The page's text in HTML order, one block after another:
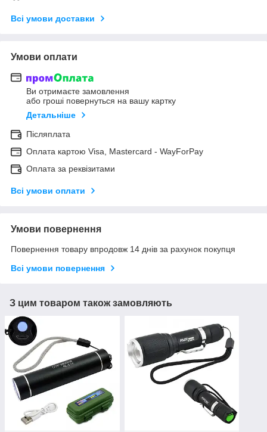
Всі умови доставки
Умови оплати
Ви отримаєте замовлення
або гроші повернуться на вашу картку
Детальніше
Післяплата
Оплата картою Visa, Mastercard - WayForPay
Оплата за реквізитами
Всі умови оплати
Умови повернення
Повернення товару впродовж 14 днів за рахунок покупця
Всі умови повернення
З цим товаром також замовляють